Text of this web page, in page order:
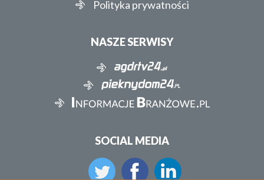
Polityka prywatności
NASZE SERWISY
SOCIAL MEDIA